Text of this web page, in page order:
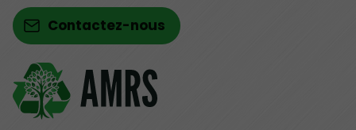
Contactez-nous